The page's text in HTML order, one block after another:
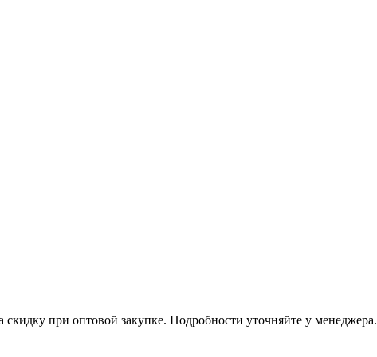
при оптовой закупке. Подробности уточняйте у менеджера.